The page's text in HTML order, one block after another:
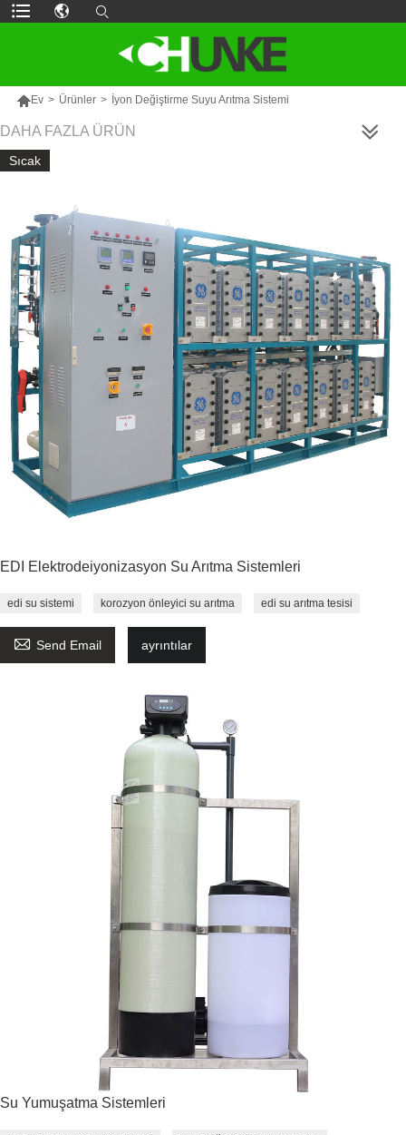
Ev > Ürünler > İyon Değiştirme Suyu Arıtma Sistemi
DAHA FAZLA ÜRÜN
Sıcak
EDI Elektrodeiyonizasyon Su Arıtma Sistemleri
edi su sistemi korozyon önleyici su arıtma edi su arıtma tesisi
 Send Email ayrıntılar
Su Yumuşatma Sistemleri